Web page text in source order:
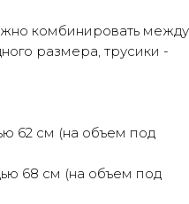
комбинировать между
размера, трусики -
62 см (на объем под
68 см (на объем под